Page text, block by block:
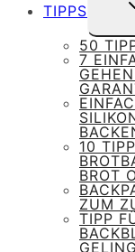
TIPPS
50
7
10
BROT
ZUM
TIPP